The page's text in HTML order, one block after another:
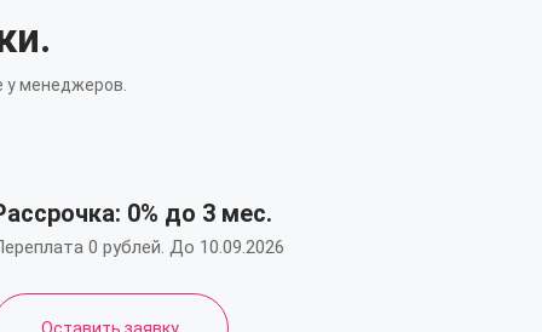
у менеджеров.
0% до 3 мес.
0 рублей. До 10.09.2026
Оставить заявку